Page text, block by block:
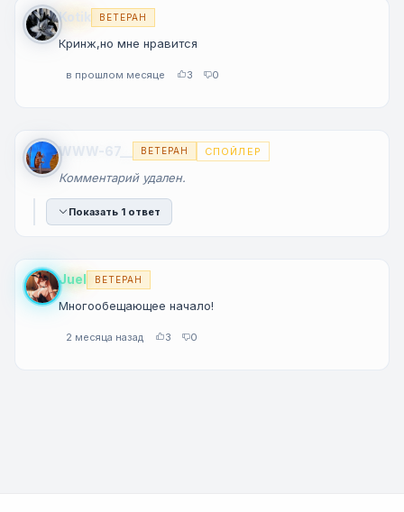
Kotik ВЕТЕРАН
Кринж,но мне нравится
в прошлом месяце 3 0
WWW-67__ ВЕТЕРАН СПОЙЛЕР
Комментарий удален.
Показать 1 ответ
Juel ВЕТЕРАН
Многообещающее начало!
2 месяца назад 3 0